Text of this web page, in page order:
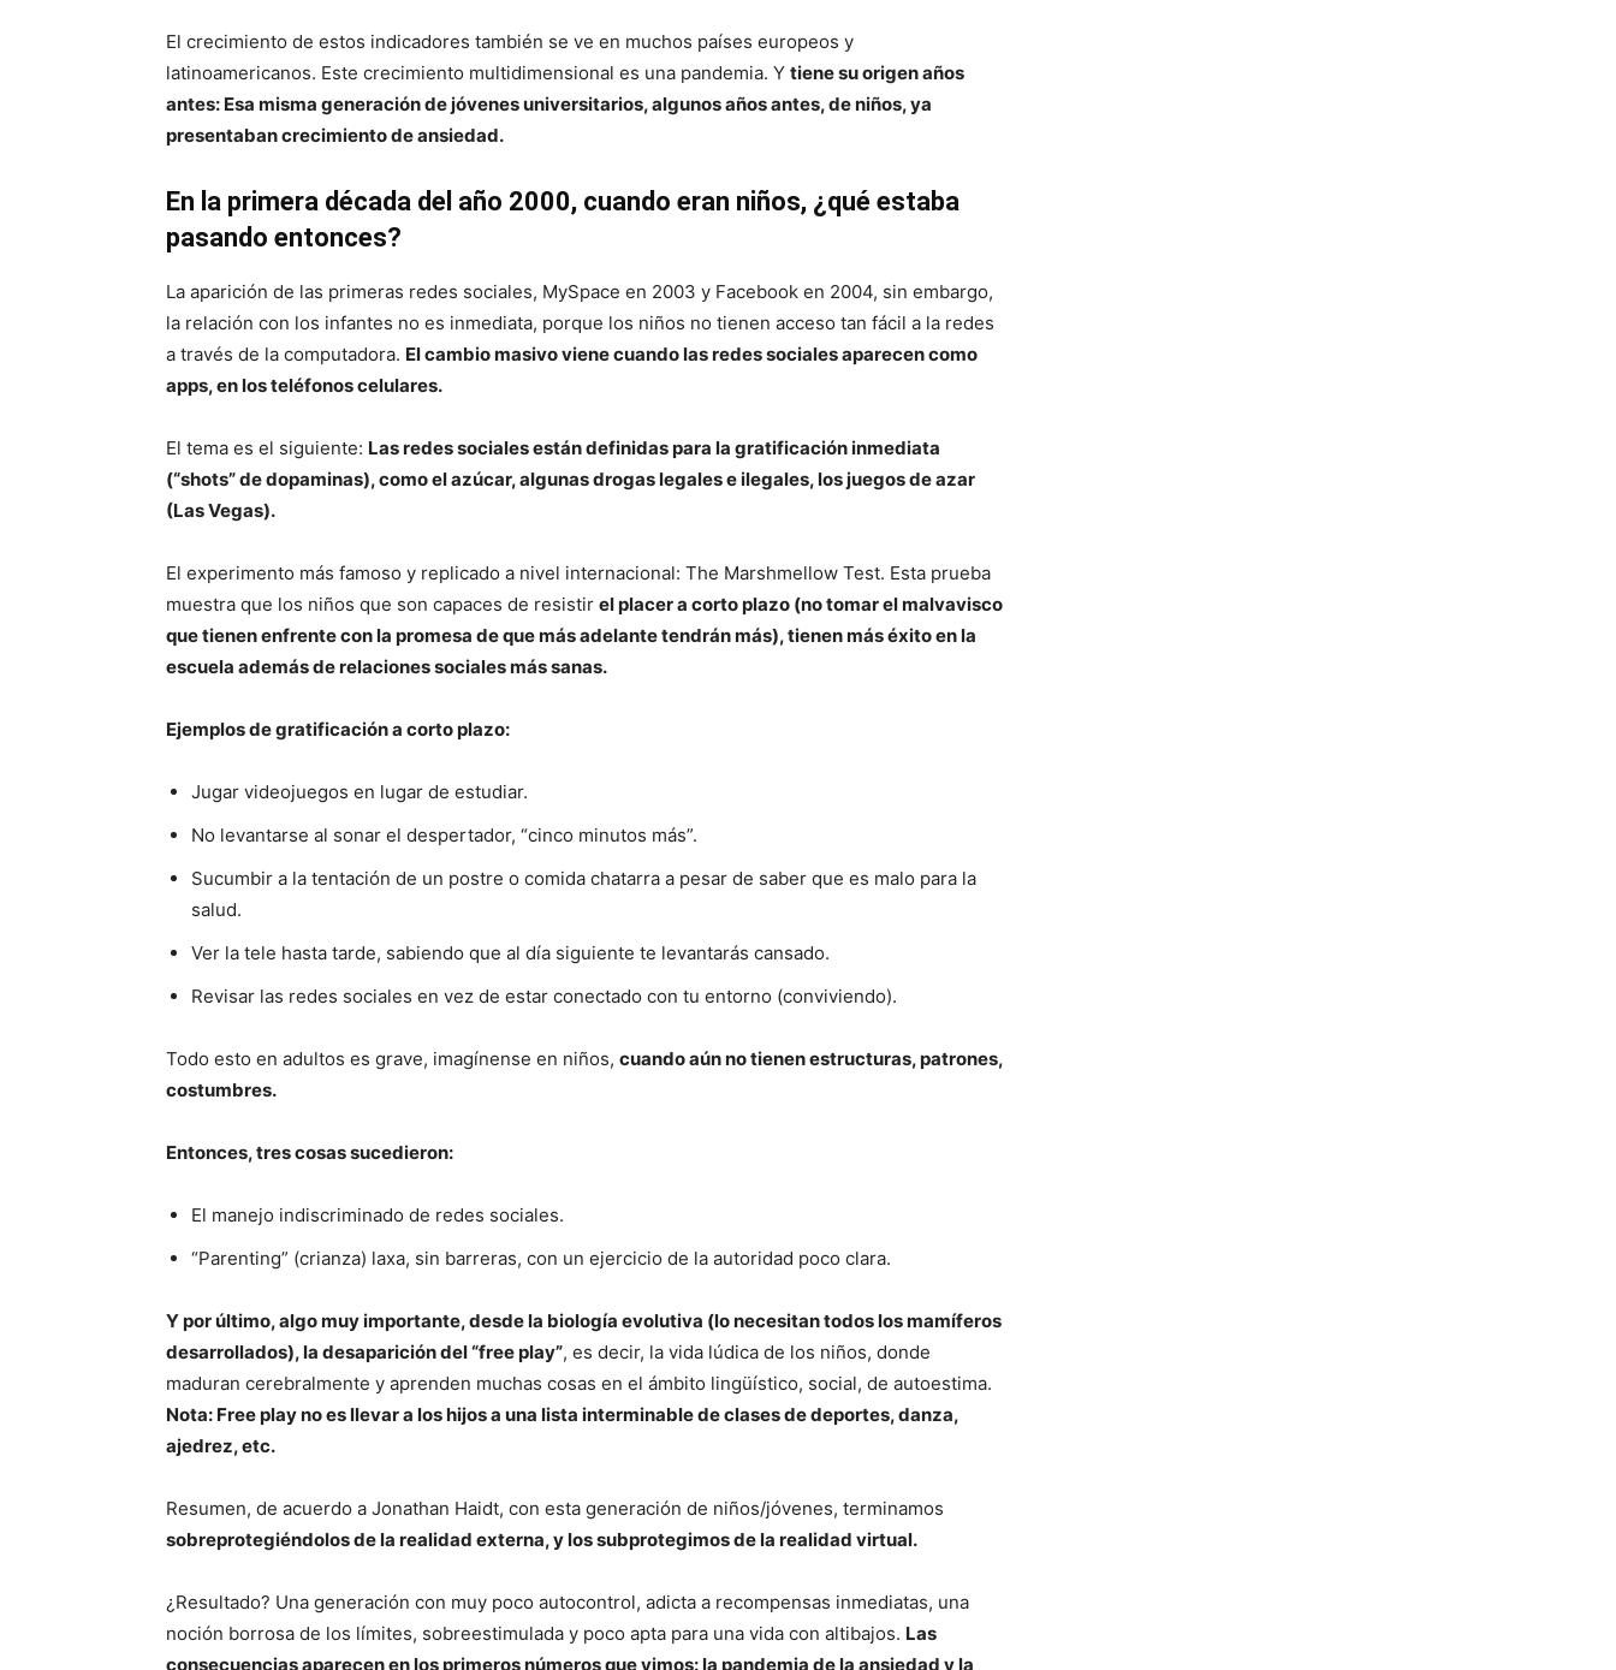
El crecimiento de estos indicadores también se ve en muchos países europeos y
latinoamericanos. Este crecimiento multidimensional es una pandemia. Y tiene su origen años
antes: Esa misma generación de jóvenes universitarios, algunos años antes, de niños, ya
presentaban crecimiento de ansiedad.
En la primera década del año 2000, cuando eran niños, ¿qué estaba
pasando entonces?
La aparición de las primeras redes sociales, MySpace en 2003 y Facebook en 2004, sin embargo,
la relación con los infantes no es inmediata, porque los niños no tienen acceso tan fácil a la redes
a través de la computadora. El cambio masivo viene cuando las redes sociales aparecen como
apps, en los teléfonos celulares.
El tema es el siguiente: Las redes sociales están definidas para la gratificación inmediata
(“shots” de dopaminas), como el azúcar, algunas drogas legales e ilegales, los juegos de azar
(Las Vegas).
El experimento más famoso y replicado a nivel internacional: The Marshmellow Test. Esta prueba
muestra que los niños que son capaces de resistir el placer a corto plazo (no tomar el malvavisco
que tienen enfrente con la promesa de que más adelante tendrán más), tienen más éxito en la
escuela además de relaciones sociales más sanas.
Ejemplos de gratificación a corto plazo:
Jugar videojuegos en lugar de estudiar.
No levantarse al sonar el despertador, “cinco minutos más”.
Sucumbir a la tentación de un postre o comida chatarra a pesar de saber que es malo para la
salud.
Ver la tele hasta tarde, sabiendo que al día siguiente te levantarás cansado.
Revisar las redes sociales en vez de estar conectado con tu entorno (conviviendo).
Todo esto en adultos es grave, imagínense en niños, cuando aún no tienen estructuras, patrones,
costumbres.
Entonces, tres cosas sucedieron:
El manejo indiscriminado de redes sociales.
“Parenting” (crianza) laxa, sin barreras, con un ejercicio de la autoridad poco clara.
Y por último, algo muy importante, desde la biología evolutiva (lo necesitan todos los mamíferos
desarrollados), la desaparición del “free play”, es decir, la vida lúdica de los niños, donde
maduran cerebralmente y aprenden muchas cosas en el ámbito lingüístico, social, de autoestima.
Nota: Free play no es llevar a los hijos a una lista interminable de clases de deportes, danza,
ajedrez, etc.
Resumen, de acuerdo a Jonathan Haidt, con esta generación de niños/jóvenes, terminamos
sobreprotegiéndolos de la realidad externa, y los subprotegimos de la realidad virtual.
¿Resultado? Una generación con muy poco autocontrol, adicta a recompensas inmediatas, una
noción borrosa de los límites, sobreestimulada y poco apta para una vida con altibajos. Las
consecuencias aparecen en los primeros números que vimos: la pandemia de la ansiedad y la